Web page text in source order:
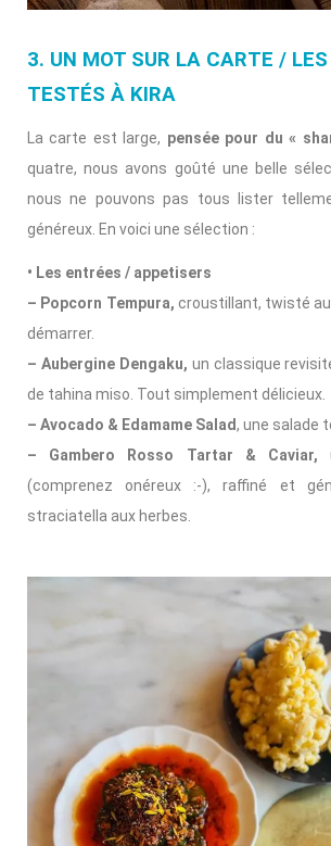
3. UN MOT SUR LA CARTE /
TESTÉS À KIRA
La carte est large, pensée pour du «
quatre, nous avons goûté une belle
nous ne pouvons pas tous lister
généreux. En voici une sélection :
• Les entrées / appetisers
– Popcorn Tempura, croustillant, twisté
démarrer.
– Aubergine Dengaku, un classique
de tahina miso. Tout simplement délicieux.
– Avocado & Edamame Salad, une salade
– Gambero Rosso Tartar & Caviar,
(comprenez onéreux :-), raffiné et
straciatella aux herbes.